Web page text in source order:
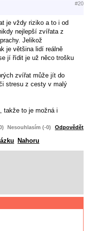
#20
je vždy riziko a to i od
nejlepší zvířata z
Jelikož
je většina lidí reálně
jí řídit je už něco trošku
zvířat může jít do
stresu z cesty v malý
takže to je možná i
Nesouhlasím (-0) Odpovědět
Nahoru